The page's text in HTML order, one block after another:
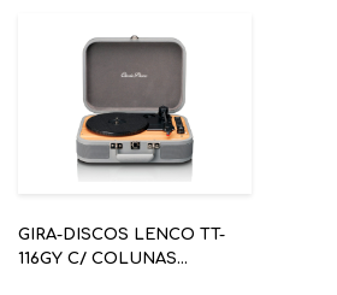
GIRA-DISCOS LENCO TT-
116GY C/ COLUNAS